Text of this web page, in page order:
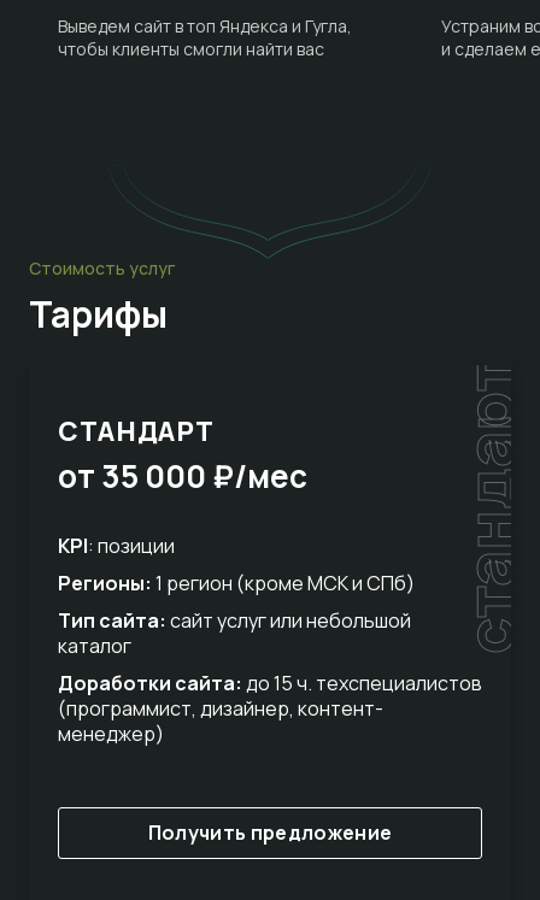
Выведем сайт в топ Яндекса и Гугла,
чтобы клиенты смогли найти вас
Устраним
и сделаем
Стоимость услуг
Тарифы
стандарт
СТАНДАРТ
от 35 000 ₽/мес
KPI: позиции
Регионы: 1 регион (кроме МСК и СПб)
Тип сайта: сайт услуг или небольшой
каталог
Доработки сайта: до 15 ч. техспециалистов
(программист, дизайнер, контент-
менеджер)
Получить предложение